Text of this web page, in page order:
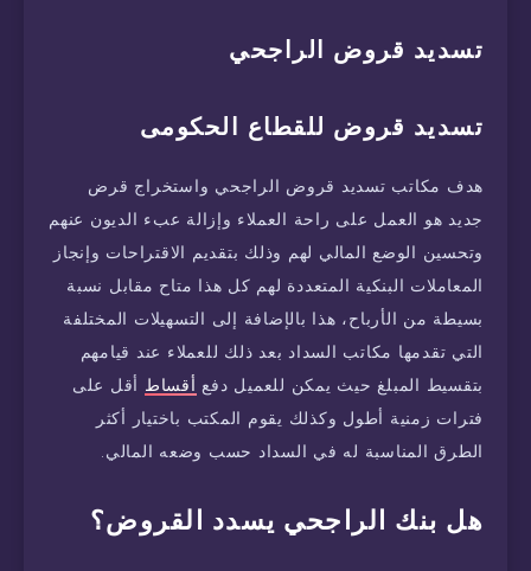
تسديد قروض الراجحي
تسديد قروض للقطاع الحكومى
هدف مكاتب تسديد قروض الراجحي واستخراج قرض
جديد هو العمل على راحة العملاء وإزالة عبء الديون عنهم
وتحسين الوضع المالي لهم وذلك بتقديم الاقتراحات وإنجاز
المعاملات البنكية المتعددة لهم كل هذا متاح مقابل نسبة
بسيطة من الأرباح، هذا بالإضافة إلى التسهيلات المختلفة
التي تقدمها مكاتب السداد بعد ذلك للعملاء عند قيامهم
بتقسيط المبلغ حيث يمكن للعميل دفع أقساط أقل على
فترات زمنية أطول وكذلك يقوم المكتب باختيار أكثر
الطرق المناسبة له في السداد حسب وضعه المالي.
هل بنك الراجحي يسدد القروض؟